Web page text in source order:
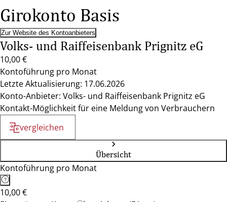
Girokonto Basis
Zur Website des Kontoanbieters
Volks- und Raiffeisenbank Prignitz eG
10,00 €
Kontoführung pro Monat
Letzte Aktualisierung: 17.06.2026
Konto-Anbieter: Volks- und Raiffeisenbank Prignitz eG
Kontakt-Möglichkeit für eine Meldung von Verbrauchern
vergleichen
Übersicht
Kontoführung pro Monat
10,00 €